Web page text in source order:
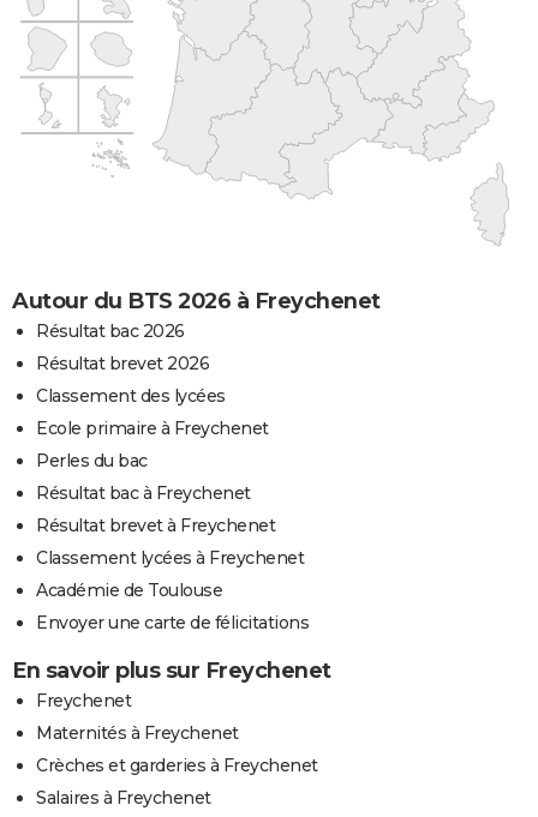
Autour du BTS 2026 à Freychenet
Résultat bac 2026
Résultat brevet 2026
Classement des lycées
Ecole primaire à Freychenet
Perles du bac
Résultat bac à Freychenet
Résultat brevet à Freychenet
Classement lycées à Freychenet
Académie de Toulouse
Envoyer une carte de félicitations
En savoir plus sur Freychenet
Freychenet
Maternités à Freychenet
Crèches et garderies à Freychenet
Salaires à Freychenet